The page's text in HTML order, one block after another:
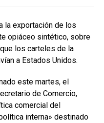
la exportación de los
opiáceo sintético, sobre
los carteles de la
a Estados Unidos.
este martes, el
de Comercio,
comercial del
interna» destinado